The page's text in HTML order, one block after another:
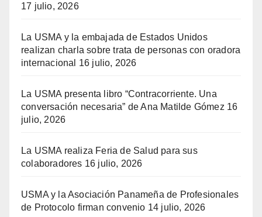
17 julio, 2026
La USMA y la embajada de Estados Unidos
realizan charla sobre trata de personas con oradora
internacional
16 julio, 2026
La USMA presenta libro “Contracorriente. Una
conversación necesaria” de Ana Matilde Gómez 16
julio, 2026
La USMA realiza Feria de Salud para sus
colaboradores 16 julio, 2026
USMA y la Asociación Panameña de Profesionales
de Protocolo firman convenio 14 julio, 2026